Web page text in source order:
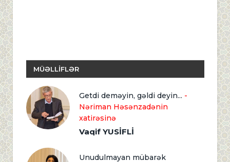
MÜƏLLİFLƏR
Getdi deməyin, gəldi deyin... -
Nəriman Həsənzadənin
xatirəsinə
Vaqif YUSİFLİ
Unudulmayan mübarək